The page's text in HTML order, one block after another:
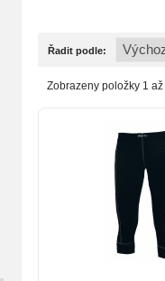
Řadit podle:
Zobrazeny položky 1